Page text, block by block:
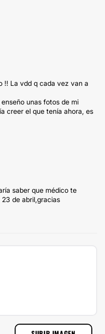
!! La vdd q cada vez van a
unas fotos de mi
creer el que tenía ahora, es
saber que médico te
23 de abril,gracias